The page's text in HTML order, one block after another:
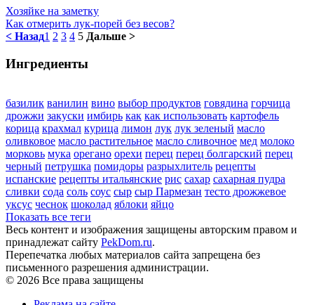
Хозяйке на заметку
Как отмерить лук-порей без весов?
< Назад1 2 3 4 5 Дальше >
Ингредиенты
базилик ванилин вино выбор продуктов говядина горчица
дрожжи закуски имбирь как как использовать картофель
корица крахмал курица лимон лук лук зеленый масло
оливковое масло растительное масло сливочное мед молоко
морковь мука орегано орехи перец перец болгарский перец
черный петрушка помидоры разрыхлитель рецепты
испанские рецепты итальянские рис сахар сахарная пудра
сливки сода соль соус сыр сыр Пармезан тесто дрожжевое
уксус чеснок шоколад яблоки яйцо
Показать все теги
Весь контент и изображения защищены авторским правом и
принадлежат сайту PekDom.ru.
Перепечатка любых материалов сайта запрещена без
письменного разрешения администрации.
© 2026 Все права защищены